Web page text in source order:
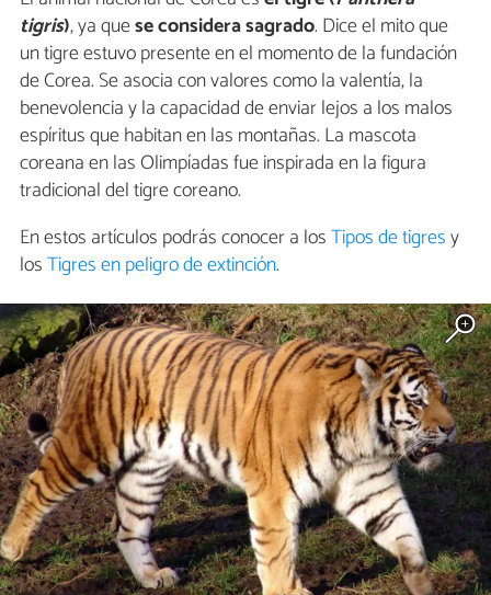
tigris), ya quese considera sagrado. Dice el mito que
un tigre estuvo presente en el momento de la fundación
de Corea. Se asocia con valores como la valentía, la
benevolencia y la capacidad de enviar lejos a los malos
espíritus que habitan en las montañas. La mascota
coreana en las Olimpíadas fue inspirada en la figura
tradicional del tigre coreano.
En estos artículos podrás conocer a losTipos de tigresy
losTigres en peligro de extinción.